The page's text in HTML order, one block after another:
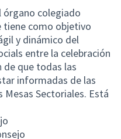
órgano colegiado
tiene como objetivo
y dinámico del
entre la celebración
de que todas las
informadas de las
Sectoriales. Está